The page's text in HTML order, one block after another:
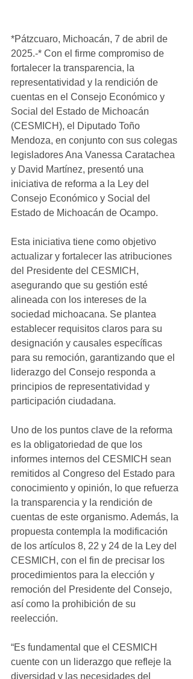
*Pátzcuaro, Michoacán, 7 de abril de
2025.-* Con el firme compromiso de
fortalecer la transparencia, la
representatividad y la rendición de
cuentas en el Consejo Económico y
Social del Estado de Michoacán
(CESMICH), el Diputado Toño
Mendoza, en conjunto con sus colegas
legisladores Ana Vanessa Caratachea
y David Martínez, presentó una
iniciativa de reforma a la Ley del
Consejo Económico y Social del
Estado de Michoacán de Ocampo.
Esta iniciativa tiene como objetivo
actualizar y fortalecer las atribuciones
del Presidente del CESMICH,
asegurando que su gestión esté
alineada con los intereses de la
sociedad michoacana. Se plantea
establecer requisitos claros para su
designación y causales específicas
para su remoción, garantizando que el
liderazgo del Consejo responda a
principios de representatividad y
participación ciudadana.
Uno de los puntos clave de la reforma
es la obligatoriedad de que los
informes internos del CESMICH sean
remitidos al Congreso del Estado para
conocimiento y opinión, lo que refuerza
la transparencia y la rendición de
cuentas de este organismo. Además, la
propuesta contempla la modificación
de los artículos 8, 22 y 24 de la Ley del
CESMICH, con el fin de precisar los
procedimientos para la elección y
remoción del Presidente del Consejo,
así como la prohibición de su
reelección.
“Es fundamental que el CESMICH
cuente con un liderazgo que refleje la
diversidad y las necesidades del